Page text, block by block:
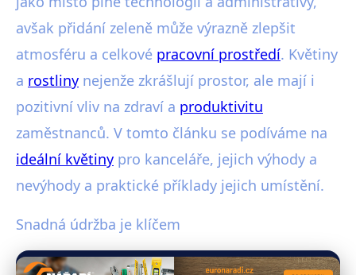
avšak přidání zeleně může výrazně zlepšit
atmosféru a celkové pracovní prostředí. Květiny
a rostliny nejenže zkrášlují prostor, ale mají i
pozitivní vliv na zdraví a produktivitu
zaměstnanců. V tomto článku se podíváme na
ideální květiny pro kanceláře, jejich výhody a
nevýhody a praktické příklady jejich umístění.
Snadná údržba je klíčem